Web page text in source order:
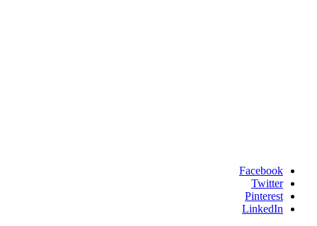
Facebook
Twitter
Pinterest
LinkedIn